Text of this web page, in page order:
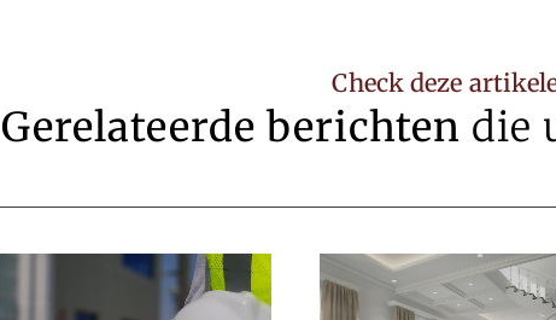
Check deze
Gerelateerde berichten die